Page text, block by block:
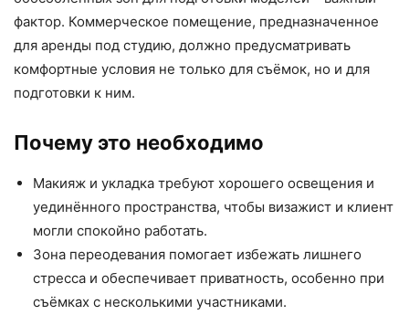
фактор. Коммерческое помещение, предназначенное
для аренды под студию, должно предусматривать
комфортные условия не только для съёмок, но и для
подготовки к ним.
Почему это необходимо
Макияж и укладка требуют хорошего освещения и
уединённого пространства, чтобы визажист и клиент
могли спокойно работать.
Зона переодевания помогает избежать лишнего
стресса и обеспечивает приватность, особенно при
съёмках с несколькими участниками.